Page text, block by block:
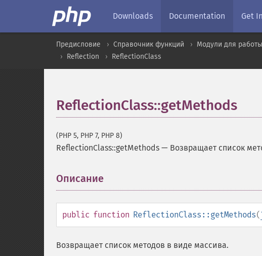
Downloads Documentation Get
Предисловие Справочник функций
Модули для
Reflection
ReflectionClass
ReflectionClass::getMethods
(PHP 5, PHP 7, PHP 8)
ReflectionClass::getMethods — Возвращает список
Описание
public function ReflectionClass::getMethods(
Возвращает список методов в виде массива.